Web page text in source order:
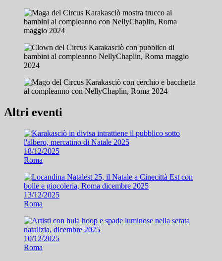
Altri eventi
18/12/2025
Roma
13/12/2025
Roma
10/12/2025
Roma